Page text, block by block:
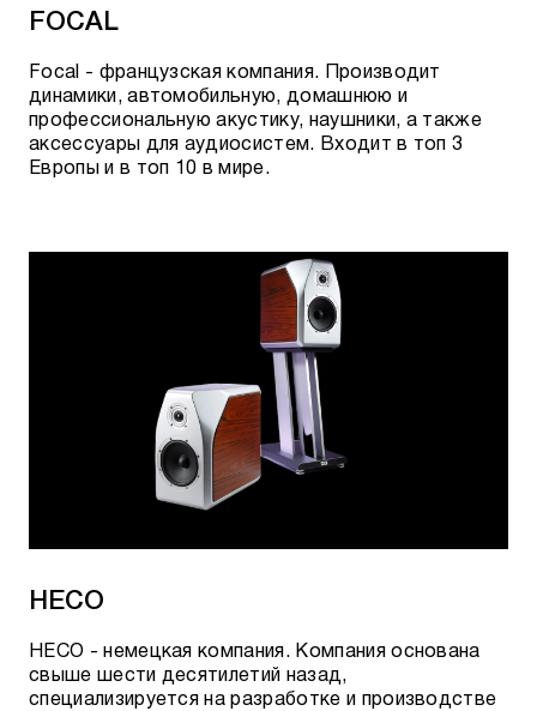
FOCAL
Focal - французская компания. Производит
динамики, автомобильную, домашнюю и
профессиональную акустику, наушники, а также
аксессуары для аудиосистем. Входит в топ 3
Европы и в топ 10 в мире.
HECO
HECO - немецкая компания. Компания основана
свыше шести десятилетий назад,
специализируется на разработке и производстве